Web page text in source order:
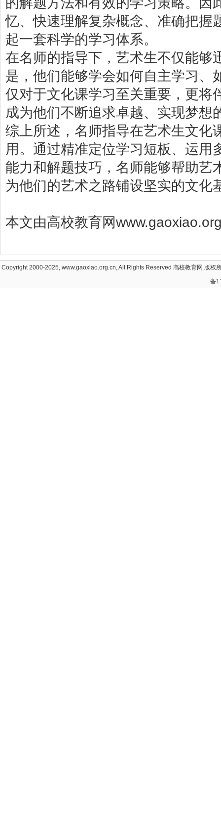
忆、快速理解复杂概念、准确把握
起一套科学的学习体系。
在名师的指导下，艺术生不仅能够
是，他们能够学会如何自主学习、
仅对于文化课学习至关重要，更将
成为他们不断追求卓越、实现梦想
综上所述，名师指导在艺术生文化
用。通过精准定位学习短板、运用
能力和解题技巧，名师能够帮助艺
为他们的艺术之路铺设坚实的文化
本文由高校教育网
Copyright 2000-2025, www.gaoxiao.org.cn, All Rights Reserved 高校教育网 版权
备